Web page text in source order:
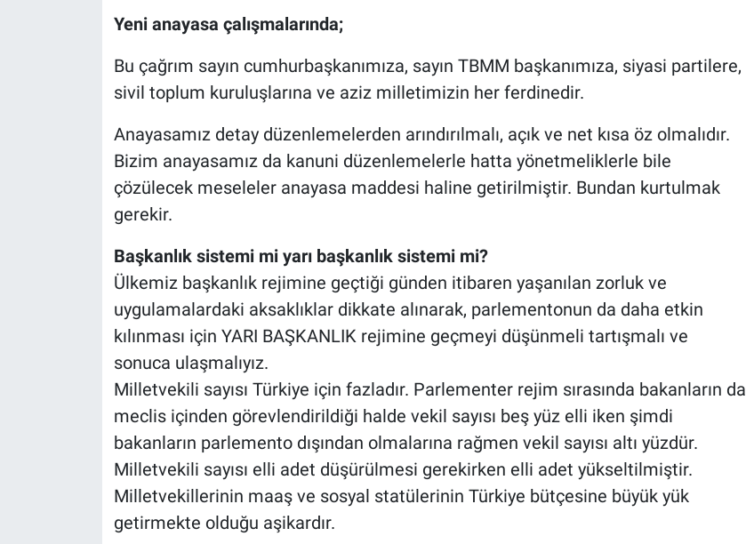
Yeni anayasa çalışmalarında;
Bu çağrım sayın cumhurbaşkanımıza, sayın TBMM başkanımıza, siyasi partilere,
sivil toplum kuruluşlarına ve aziz milletimizin her ferdinedir.
Anayasamız detay düzenlemelerden arındırılmalı, açık ve net kısa öz olmalıdır.
Bizim anayasamız da kanuni düzenlemelerle hatta yönetmeliklerle bile
çözülecek meseleler anayasa maddesi haline getirilmiştir. Bundan kurtulmak
gerekir.
Başkanlık sistemi mi yarı başkanlık sistemi mi?
Ülkemiz başkanlık rejimine geçtiği günden itibaren yaşanılan zorluk ve
uygulamalardaki aksaklıklar dikkate alınarak, parlementonun da daha etkin
kılınması için YARI BAŞKANLIK rejimine geçmeyi düşünmeli tartışmalı ve
sonuca ulaşmalıyız.
Milletvekili sayısı Türkiye için fazladır. Parlementer rejim sırasında bakanların da
meclis içinden görevlendirildiği halde vekil sayısı beş yüz elli iken şimdi
bakanların parlemento dışından olmalarına rağmen vekil sayısı altı yüzdür.
Milletvekili sayısı elli adet düşürülmesi gerekirken elli adet yükseltilmiştir.
Milletvekillerinin maaş ve sosyal statülerinin Türkiye bütçesine büyük yük
getirmekte olduğu aşikardır.